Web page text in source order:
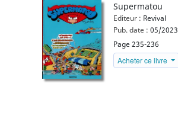
Supermatou
Editeur : Revival
Pub. date : 05/2023
Page 235-236
Acheter ce livre